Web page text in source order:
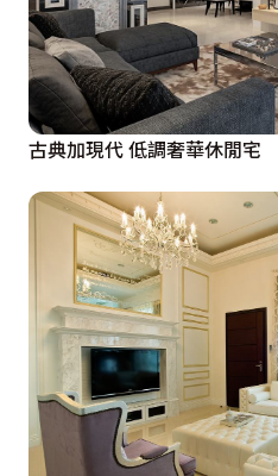
古典加現代 低調奢華休閒宅